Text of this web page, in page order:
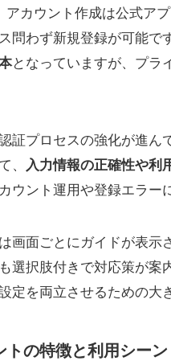
アカウント作成は公式ア
問わず新規登録が可能で
となっていますが、プラ
証プロセスの強化が進ん
、
入力情報の正確性や利
ウント運用や登録エラー
画面ごとにガイドが表示
選択肢付きで対応策が案
定を両立させるための大
トの特徴と利用シー